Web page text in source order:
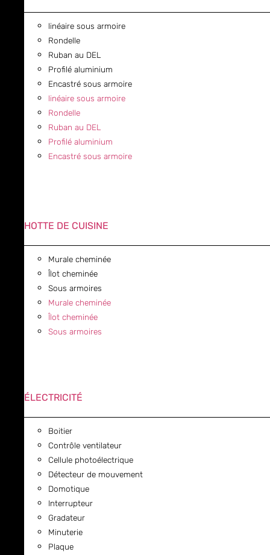
linéaire sous armoire
Rondelle
Ruban au DEL
Profilé aluminium
Encastré sous armoire
linéaire sous armoire
Rondelle
Ruban au DEL
Profilé aluminium
Encastré sous armoire
HOTTE DE CUISINE
Murale cheminée
Îlot cheminée
Sous armoires
Murale cheminée
Îlot cheminée
Sous armoires
ÉLECTRICITÉ
Boitier
Contrôle ventilateur
Cellule photoélectrique
Détecteur de mouvement
Domotique
Interrupteur
Gradateur
Minuterie
Plaque